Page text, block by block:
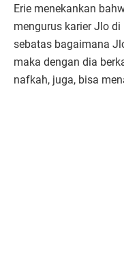
Erie menekankan
mengurus karier Jlo
sebatas bagaimana
maka dengan dia
nafkah, juga, bisa